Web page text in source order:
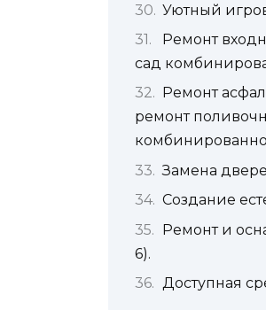
Уютный
Ремонт
сад
Ремонт
ремонт
Замена
Создание
Ремонт и
6).
Доступная